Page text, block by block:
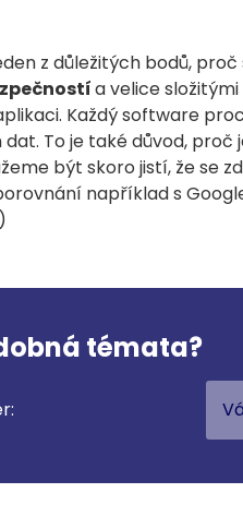
z důležitých bodů,
a velice
Každý software
To je také důvod,
být skoro jistí, že se
například s
témata?